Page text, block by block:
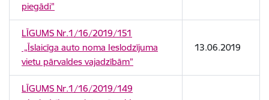
piegādi"
LĪGUMS Nr.1/16/2019/151
„Īslaicīga auto noma Ieslodzījuma
vietu pārvaldes vajadzībām”
13.06.2019
LĪGUMS Nr.1/16/2019/149